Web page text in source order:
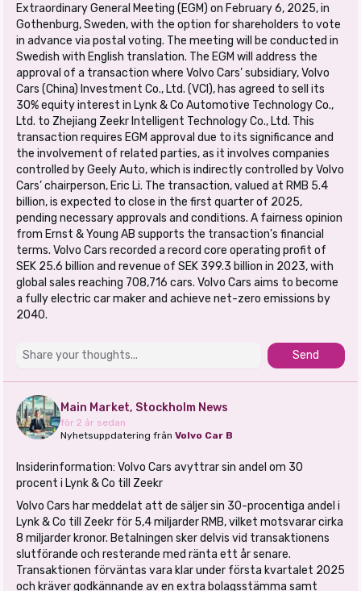
Extraordinary General Meeting (EGM) on February 6, 2025, in
Gothenburg, Sweden, with the option for shareholders to vote
in advance via postal voting. The meeting will be conducted in
Swedish with English translation. The EGM will address the
approval of a transaction where Volvo Cars’ subsidiary, Volvo
Cars (China) Investment Co., Ltd. (VCI), has agreed to sell its
30% equity interest in Lynk & Co Automotive Technology Co.,
Ltd. to Zhejiang Zeekr Intelligent Technology Co., Ltd. This
transaction requires EGM approval due to its significance and
the involvement of related parties, as it involves companies
controlled by Geely Auto, which is indirectly controlled by Volvo
Cars’ chairperson, Eric Li. The transaction, valued at RMB 5.4
billion, is expected to close in the first quarter of 2025,
pending necessary approvals and conditions. A fairness opinion
from Ernst & Young AB supports the transaction's financial
terms. Volvo Cars recorded a record core operating profit of
SEK 25.6 billion and revenue of SEK 399.3 billion in 2023, with
global sales reaching 708,716 cars. Volvo Cars aims to become
a fully electric car maker and achieve net-zero emissions by
2040.
Send
Main Market, Stockholm News
för 2 år sedan
Nyhetsuppdatering från Volvo Car B
Insiderinformation: Volvo Cars avyttrar sin andel om 30
procent i Lynk & Co till Zeekr
Volvo Cars har meddelat att de säljer sin 30-procentiga andel i
Lynk & Co till Zeekr för 5,4 miljarder RMB, vilket motsvarar cirka
8 miljarder kronor. Betalningen sker delvis vid transaktionens
slutförande och resterande med ränta ett år senare.
Transaktionen förväntas vara klar under första kvartalet 2025
och kräver godkännande av en extra bolagsstämma samt